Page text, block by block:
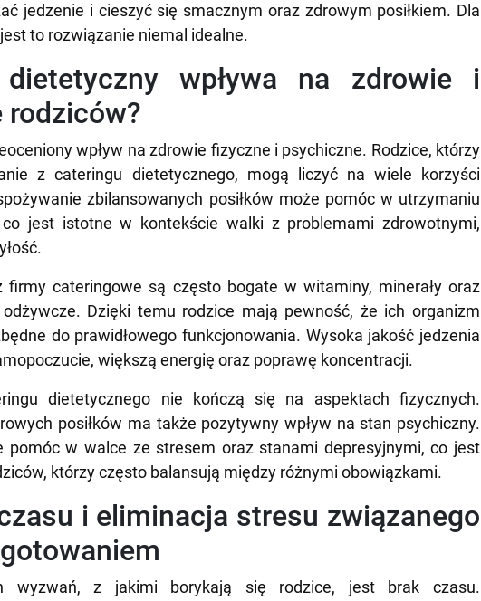
jedzenie i cieszyć się smacznym oraz zdrowym posiłkiem. Dla
to rozwiązanie niemal idealne.
wpływa na zdrowie i
wpływ na zdrowie fizyczne i psychiczne. Rodzice, którzy
z cateringu dietetycznego, mogą liczyć na wiele korzyści
zbilansowanych posiłków może pomóc w utrzymaniu
co jest istotne w kontekście walki z problemami zdrowotnymi,
firmy cateringowe są często bogate w witaminy, minerały oraz
odżywcze. Dzięki temu rodzice mają pewność, że ich organizm
do prawidłowego funkcjonowania. Wysoka jakość jedzenia
większą energię oraz poprawę koncentracji.
dietetycznego nie kończą się na aspektach fizycznych.
posiłków ma także pozytywny wpływ na stan psychiczny.
pomóc w walce ze stresem oraz stanami depresyjnymi, co jest
którzy często balansują między różnymi obowiązkami.
i eliminacja stresu związanego
wyzwań, z jakimi borykają się rodzice, jest brak czasu.